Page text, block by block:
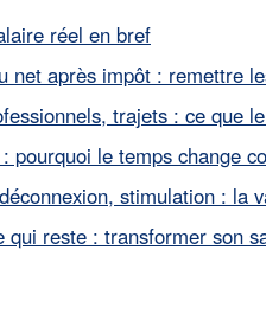
réel en bref
net après impôt : remettre
trajets : ce que
pourquoi le temps change
stimulation : la
qui reste : transformer son